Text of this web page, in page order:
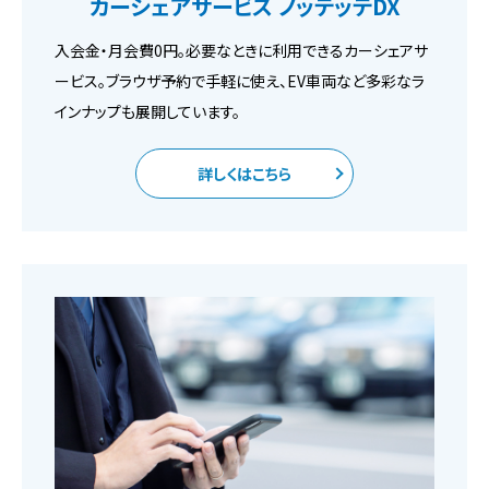
入会金・月会費0円。必要なときに利用できるカーシェアサ
ービス。ブラウザ予約で手軽に使え、EV車両など多彩なラ
インナップも展開しています。
詳しくはこちら